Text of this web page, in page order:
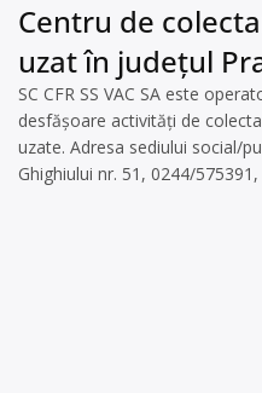
Centru de
uzat în județul
SC CFR SS VAC SA este
desfăşoare activităţi de
uzate. Adresa sediului social/
Ghighiului nr. 51, 0244/